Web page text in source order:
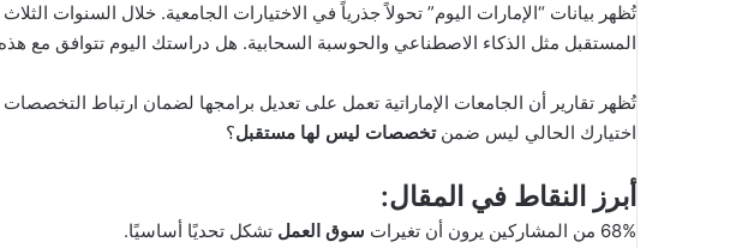
ر
المستقبل مثل الذكاء الاصطناعي والحوسبة السحابية. هل دراستك اليوم تتوافق مع
تُظهر تقارير أن الجامعات الإماراتية تعمل على تعديل برامجها لضمان ارتباط
اختيارك الحالي ليس ضمنتخصصات ليس لها مستقبل؟
أبرز النقاط في المقال:
68% من المشاركين يرون أن تغيرات سوق العمل تشكل تحديًا أساسيًا.